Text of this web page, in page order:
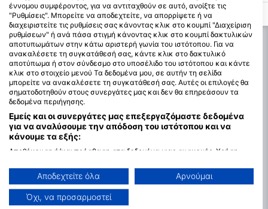
1903 για την αυστραλιανή ενωμένη
επιχείρηση ναυσιπλοΐας ατμού.Μήκος:
127 mLaunched: 2 Φεβρουαρίου
1903Draft: 9.576 mBeam: 16 mBuilder:
William Denny και θέσεις αδελφών που
χτίζονται: Σκωτία, Dumbarton
βιοποικιλότητα, καθώς
Θαλάσσια
εσωτερικό του κόλπου
μέτρα, ενώ αν
μακριά, το βάθος μπορεί
μέτρα. Τα ρεύματα είναι
αλλά μπορεί να
μακριά, ειδικά κοντά
έννομου συμφέροντος, για να αντιταχθούν σε αυτό, ανοίξτε τις
"Ρυθμίσεις". Μπορείτε να αποδεχτείτε, να απορρίψετε ή να
διαχειριστείτε τις ρυθμίσεις σας κάνοντας κλικ στο κουμπί "Διαχείριση
ρυθμίσεων" ή ανά πάσα στιγμή κάνοντας κλικ στο κουμπί δακτυλικών
αποτυπωμάτων στην κάτω αριστερή γωνία του ιστότοπου. Για να
ανακαλέσετε τη συγκατάθεσή σας, κάντε κλικ στο δακτυλικό
αποτύπωμα ή στον σύνδεσμο στο υποσέλιδο του ιστότοπου και κάντε
κλικ στο στοιχείο μενού Τα δεδομένα μου, σε αυτήν τη σελίδα
μπορείτε να ανακαλέσετε τη συγκατάθεσή σας. Αυτές οι επιλογές θα
σηματοδοτηθούν στους συνεργάτες μας και δεν θα επηρεάσουν τα
δεδομένα περιήγησης.
Εμείς και οι συνεργάτες μας επεξεργαζόμαστε δεδομένα
για να αναλύσουμε την απόδοση του ιστότοπου και να
κάνουμε τα εξής:
Αποθήκευση ή/και πρόσβαση στα δεδομένα μιας συσκευής. Χρήση
προφίλ για εξατομικευμένες διαφημίσεις. Χρήση προφίλ για επιλογή
εξατομικευμένων διαφημίσεων. Δημιουργία προφίλ για εξατομίκευση
περιεχομένου. Χρήση προφίλ για επιλογή εξατομικευμένου
περιεχομένου. Μέτρηση της διαφημιστικής απόδοσης. Μέτρηση
Αποδεχτείτε όλα Αρνούμαι
Όχι, να προσαρμοστεί